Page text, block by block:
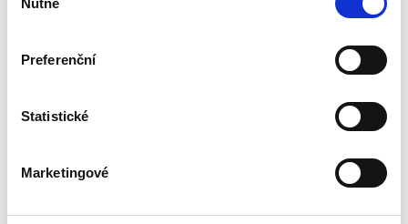
souhlasu
Nutné
Preferenční
Statistické
Marketingové
bilaterálních mezinárodních smluv.
tuzemského civilního procesu, jehož záměry
Detaily